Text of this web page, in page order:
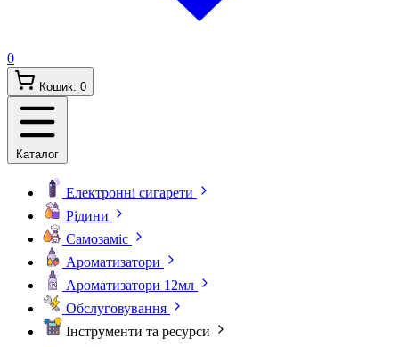
0
Кошик: 0
Каталог
Електронні сигарети
Рідини
Самозаміс
Ароматизатори
Ароматизатори 12мл
Обслуговування
Інструменти та ресурси